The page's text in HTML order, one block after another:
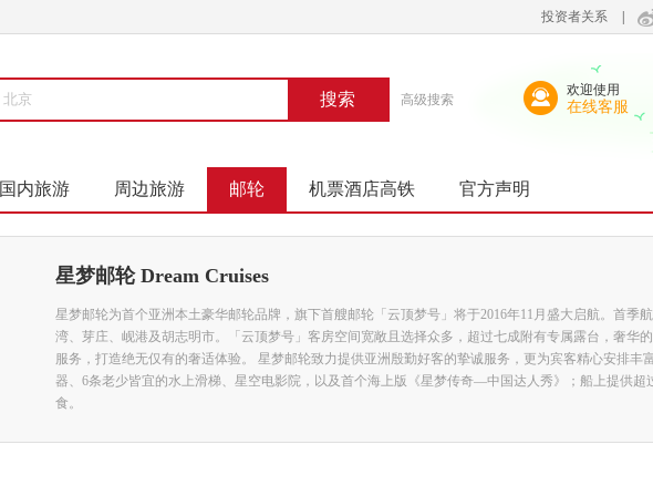
投资者关系
搜索 高级搜索
欢迎使用
在线客服
国内旅游 周边旅游 邮轮 机票酒店高铁 官方声明
星梦邮轮 Dream Cruises
星梦邮轮为首个亚洲本土豪华邮轮品牌，旗下首艘邮轮「云顶梦号」将于2016年11月盛大启航。首季
湾、芽庄、岘港及胡志明市。「云顶梦号」客房空间宽敞且选择众多，超过七成附有专属露台，奢华
服务，打造绝无仅有的奢适体验。 星梦邮轮致力提供亚洲殷勤好客的挚诚服务，更为宾客精心安排丰
器、6条老少皆宜的水上滑梯、星空电影院，以及首个海上版《星梦传奇—中国达人秀》；船上提供超
食。